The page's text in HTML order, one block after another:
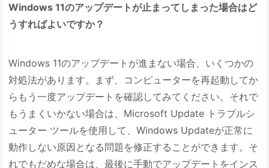
Windows 11のアップデートが止まってしまった場合はど
うすればよいですか？
Windows 11のアップデートが進まない場合、いくつかの
対処法があります。まず、コンピューターを再起動してか
らもう一度アップデートを確認してみてください。それで
もうまくいかない場合は、Microsoft Update トラブルシ
ューター ツールを使用して、Windows Updateが正常に
動作しない原因となる問題を修正することができます。そ
れでもだめな場合は、最後に手動でアップデートをインス